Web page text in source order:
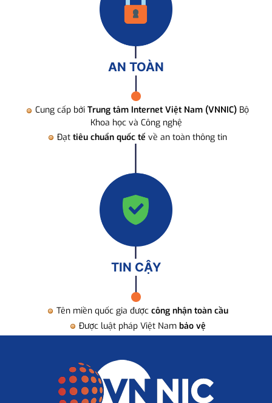
AN TOÀN
Cung cấp bởi Trung tâm Internet Việt Nam (VNNIC) Bộ
Khoa học và Công nghệ
Đạt tiêu chuẩn quốc tế về an toàn thông tin
TIN CẬY
Tên miền quốc gia được công nhận toàn cầu
Được luật pháp Việt Nam bảo vệ